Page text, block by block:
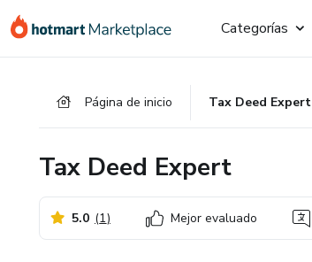
Categorías
Página de inicio Tax Deed Expert
Tax Deed Expert
5.0 (1) Mejor evaluado